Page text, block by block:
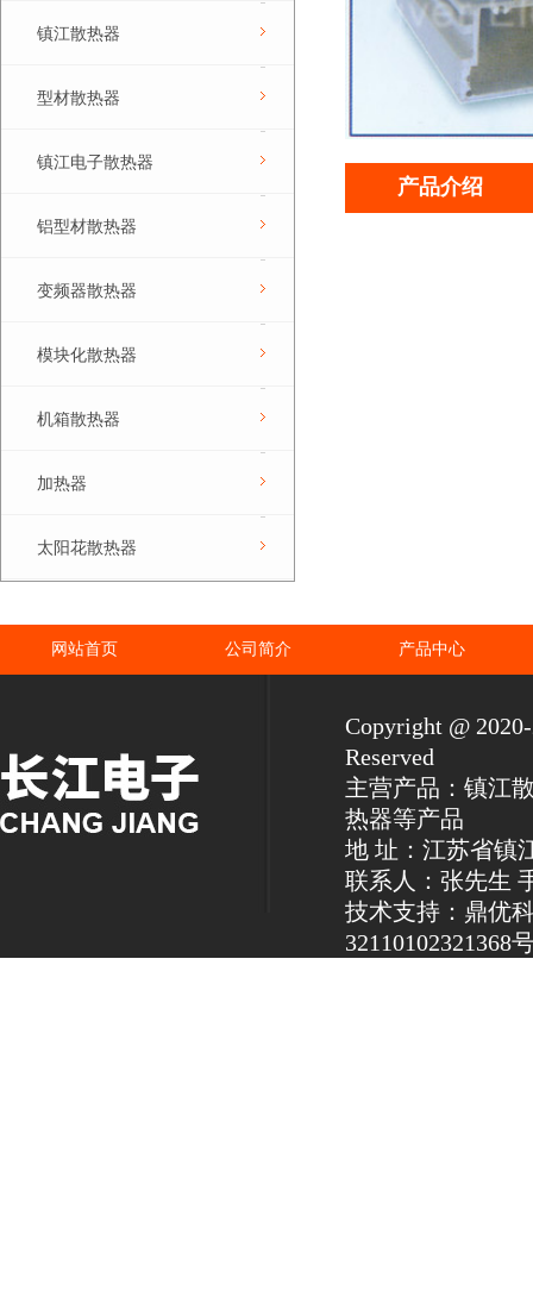
镇江散热器
型材散热器
镇江电子散热器
铝型材散热器
变频器散热器
模块化散热器
机箱散热器
加热器
太阳花散热器
产品介绍
网站首页 公司简介 产品中心
Copyright @
Reserved
主营产品：镇江
热器等产品
地 址：江苏省镇
联系人：张先生
技术支持：鼎优
32110102321368